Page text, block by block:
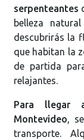
serpenteantes
belleza
descubrirás la
que habitan la
de partida
relajantes.
Para llegar
Montevideo,
transporte.